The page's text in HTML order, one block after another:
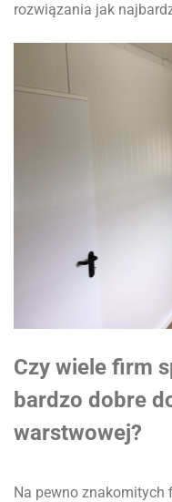
rozwiązania jak
Czy wiele firm
bardzo dobre
warstwowej?
Na pewno znakomitych